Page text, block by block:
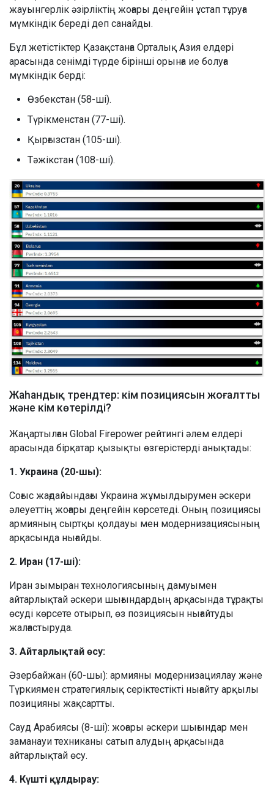
жауынгерлік әзірліктің жоғары деңгейін ұстап тұруға
мүмкіндік береді деп санайды.
Бұл жетістіктер Қазақстанға Орталық Азия елдері
арасында сенімді түрде бірінші орынға ие болуға
мүмкіндік берді:
Өзбекстан (58-ші).
Түрікменстан (77-ші).
Қырғызстан (105-ші).
Тәжікстан (108-ші).
Жаһандық трендтер: кім позициясын жоғалтты
және кім көтерілді?
Жаңартылған Global Firepower рейтингі әлем елдері
арасында бірқатар қызықты өзгерістерді анықтады:
1. Украина (20-шы):
Соғыс жағдайындағы Украина жұмылдырумен әскери
әлеуеттің жоғары деңгейін көрсетеді. Оның позициясы
армияның сыртқы қолдауы мен модернизациясының
арқасында нығайды.
2. Иран (17-ші):
Иран зымыран технологиясының дамуымен
айтарлықтай әскери шығындардың арқасында тұрақты
өсуді көрсете отырып, өз позициясын нығайтуды
жалғастыруда.
3. Айтарлықтай өсу:
Әзербайжан (60-шы): армияны модернизациялау және
Түркиямен стратегиялық серіктестікті нығайту арқылы
позицияны жақсартты.
Сауд Арабиясы (8-ші): жоғары әскери шығындар мен
заманауи техниканы сатып алудың арқасында
айтарлықтай өсу.
4. Күшті құлдырау: